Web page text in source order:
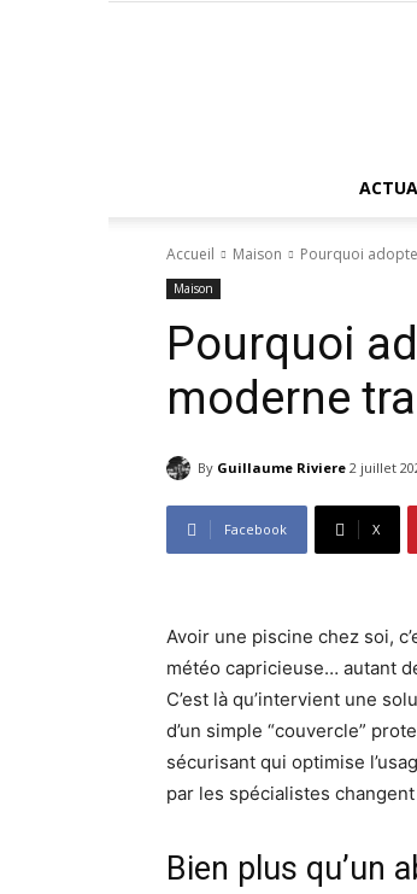
Accueil Maison Pourquoi
Maison
Pourquoi
moderne
By Guillaume Riviere 2 juillet
Facebook X
Avoir une piscine chez soi,
météo capricieuse… autant
C’est là qu’intervient une
d’un simple “couvercle”
sécurisant qui optimise
par les spécialistes
Bien plus qu’un